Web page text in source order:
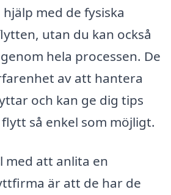
med de fysiska
utan du kan också
hela processen. De
av att hantera
och kan ge dig tips
så enkel som möjligt.
med att anlita en
är att de har de